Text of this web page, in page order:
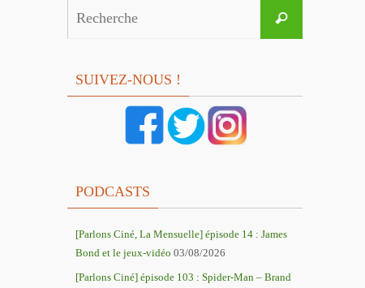
Recherche
SUIVEZ-NOUS !
PODCASTS
[Parlons Ciné, La Mensuelle] épisode 14 : James
Bond et le jeux-vidéo 03/08/2026
[Parlons Ciné] épisode 103 : Spider-Man – Brand